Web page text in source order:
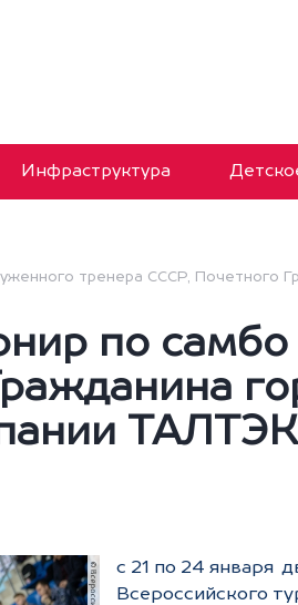
Инфраструктура
тренера СССР,
по
с 21 по 24 января
Всероссийского